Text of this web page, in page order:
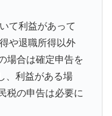
て利益があって
や退職所得以外
場合は確定申告を
、利益がある場
税の申告は必要に